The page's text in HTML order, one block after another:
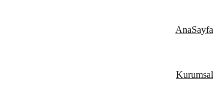
AnaSayfa
Kurumsal